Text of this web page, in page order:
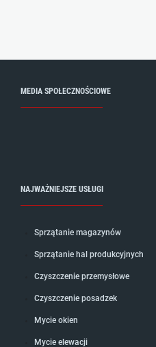
MEDIA SPOŁECZNOŚCIOWE
NAJWAŻNIEJSZE USŁUGI
Sprzątanie magazynów
Sprzątanie hal produkcyjnych
Czyszczenie przemysłowe
Czyszczenie posadzek
Mycie okien
Mycie elewacji